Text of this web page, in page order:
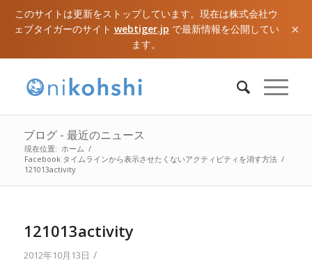
このサイトは更新をストップしています。現在は株式会社ウ
ェブタイガーのサイト webtiger.jp で最新情報を公開してい
ます。
×
ブログ - 最近のニュース
現在位置: ホーム /
Facebook タイムラインから表示させたくないアクティビティを消す方法 /
121013activity
121013activity
2012年10月13日 /